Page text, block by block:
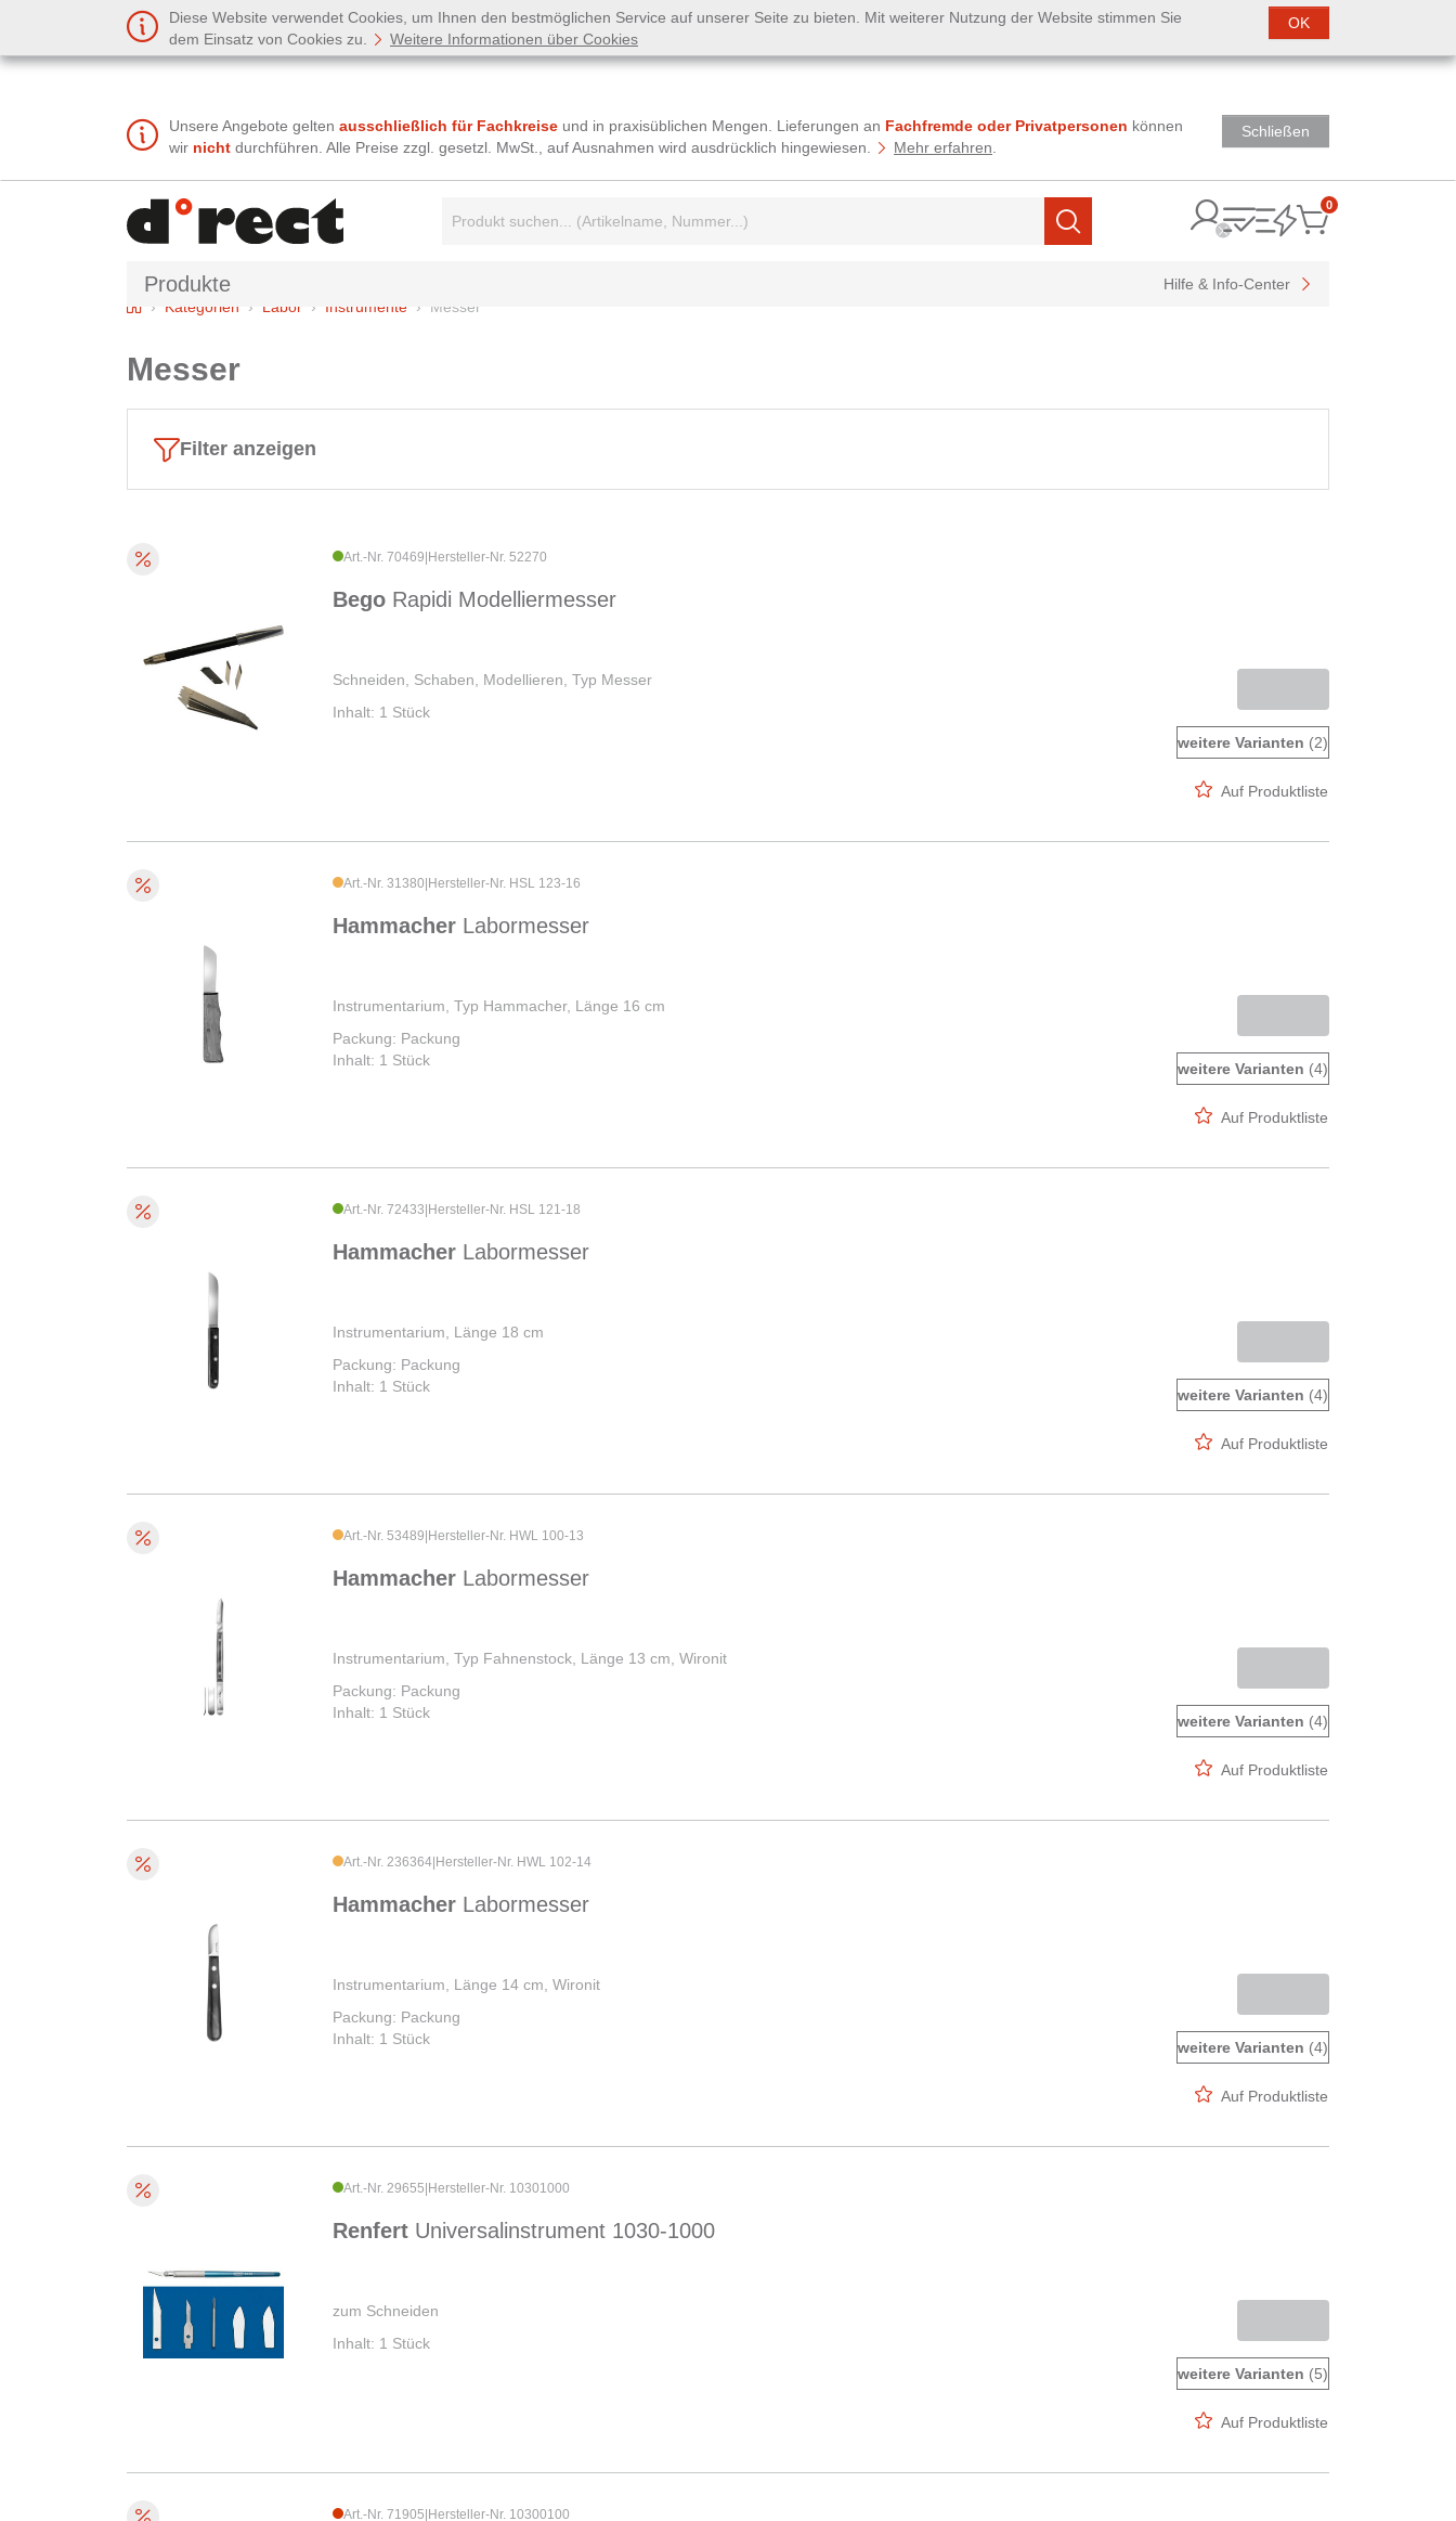
Diese Website verwendet Cookies, um Ihnen den bestmöglichen Service auf unserer Seite zu bieten. Mit weiterer Nutzung der Website stimmen Sie
dem Einsatz von Cookies zu.
Weitere Informationen über Cookies
OK
Unsere Angebote gelten ausschließlich für Fachkreise und in praxisüblichen Mengen. Lieferungen an Fachfremde oder Privatpersonen können
wir nicht durchführen. Alle Preise zzgl. gesetzl. MwSt., auf Ausnahmen wird ausdrücklich hingewiesen. Mehr erfahren
Schließen
Suchen
0Items
Produkte
Hilfe & Info-Center
HomeKategorien Labor Instrumente Messer
Messer
Filter anzeigen
Art.-Nr. 70469 Hersteller-Nr. 52270
Bego Rapidi Modelliermesser
Schneiden, Schaben, Modellieren, Typ Messer
Inhalt: 1 Stück
weitere Varianten (2)
Auf Produktliste
Art.-Nr. 31380 Hersteller-Nr. HSL 123-16
Hammacher Labormesser
Instrumentarium, Typ Hammacher, Länge 16 cm
Packung: Packung
Inhalt: 1 Stück
weitere Varianten (4)
Auf Produktliste
Art.-Nr. 72433 Hersteller-Nr. HSL 121-18
Hammacher Labormesser
Instrumentarium, Länge 18 cm
Packung: Packung
Inhalt: 1 Stück
weitere Varianten (4)
Auf Produktliste
Art.-Nr. 53489 Hersteller-Nr. HWL 100-13
Hammacher Labormesser
Instrumentarium, Typ Fahnenstock, Länge 13 cm, Wironit
Packung: Packung
Inhalt: 1 Stück
weitere Varianten (4)
Auf Produktliste
Art.-Nr. 236364 Hersteller-Nr. HWL 102-14
Hammacher Labormesser
Instrumentarium, Länge 14 cm, Wironit
Packung: Packung
Inhalt: 1 Stück
weitere Varianten (4)
Auf Produktliste
Art.-Nr. 29655 Hersteller-Nr. 10301000
Renfert Universalinstrument 1030-1000
zum Schneiden
Inhalt: 1 Stück
weitere Varianten (5)
Auf Produktliste
Art.-Nr. 71905 Hersteller-Nr. 10300100